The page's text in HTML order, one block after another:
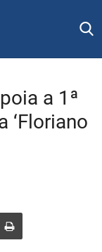
a 1ª
‘Floriano